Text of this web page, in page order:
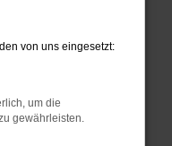
Beispiel
Werbeblocker,
Seiten
von uns eingesetzt:
um die
gewährleisten.